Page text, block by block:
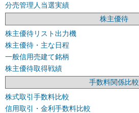
分売管理人当選実績
株主優待
株主優待リスト出力機
株主優待・主な日程
一般信用売建て銘柄
株主優待取得戦績
手数料関係比較
株式取引手数料比較
信用取引・金利手数料比較